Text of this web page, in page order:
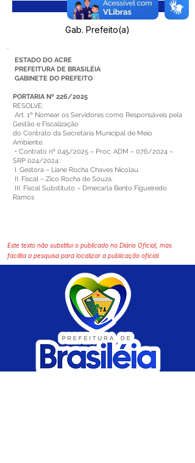
Órgão:
Gab. Prefeito(a)
ESTADO DO ACRE
PREFEITURA DE BRASILÉIA
GABINETE DO PREFEITO
PORTARIA Nº 226/2025
RESOLVE:
Art. 1º Nomear os Servidores como Responsáveis pela
Gestão e Fiscalização
do Contrato da Secretaria Municipal de Meio
Ambiente.
• Contrato nº 045/2025 – Proc. ADM – 076/2024 –
SRP 024/2024.
I. Gestora – Liane Rocha Chaves Nicolau.
II. Fiscal – Zico Rocha de Souza.
III. Fiscal Substituto – Dmecarla Bento Figueiredo
Ramos
Este texto não substitui o publicado no Diário Oficial, mas
facilita a pesquisa para localizar a publicação oficial.